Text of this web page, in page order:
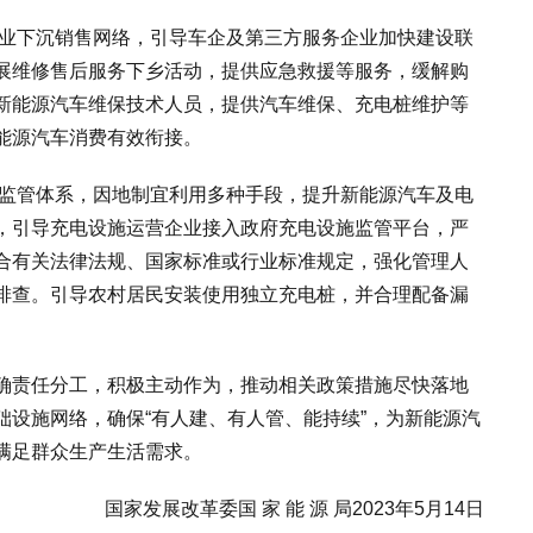
下沉销售网络，引导车企及第三方服务企业加快建设联
修售后服务下乡活动，提供应急救援等服务，缓解购
源汽车维保技术人员，提供汽车维保、充电桩维护等
汽车消费有效衔接。
管体系，因地制宜利用多种手段，提升新能源汽车及电
导充电设施运营企业接入政府充电设施监管平台，严
关法律法规、国家标准或行业标准规定，强化管理人
。引导农村居民安装使用独立充电桩，并合理配备漏
任分工，积极主动作为，推动相关政策措施尽快落地
施网络，确保“有人建、有人管、能持续”，为新能源汽
群众生产生活需求。
国家发展改革委国 家 能 源 局2023年5月14日